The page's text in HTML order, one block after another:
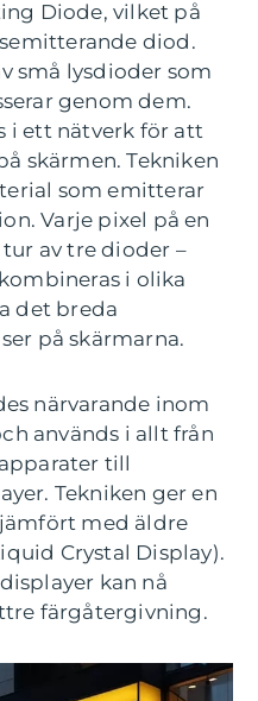
Diode, vilket på
diod.
små lysdioder som
genom dem.
i ett nätverk för att
skärmen. Tekniken
som emitterar
Varje pixel på en
av tre dioder –
i olika
det breda
på skärmarna.
närvarande inom
används i allt från
till
Tekniken ger en
med äldre
Crystal Display).
kan nå
färgåtergivning.